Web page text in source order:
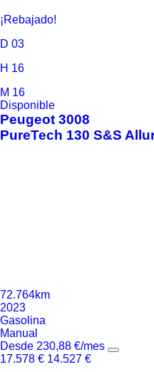
¡Rebajado!
D 03
H 16
M 16
Disponible
Peugeot 3008
PureTech 130 S&S
72.764km
2023
Gasolina
Manual
Desde 230,88 €/mes
17.578 € 14.527 €